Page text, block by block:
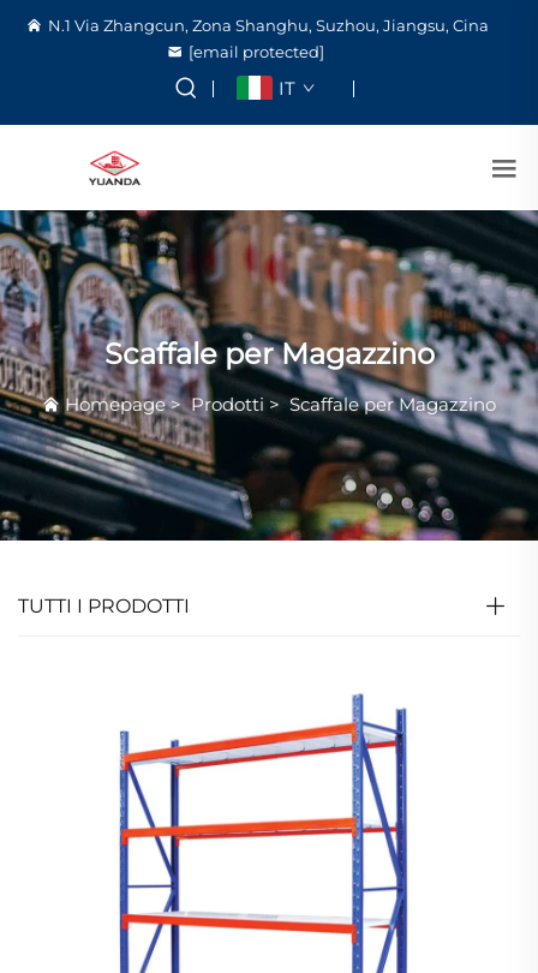
N.1 Via Zhangcun, Zona Shanghu, Suzhou, Jiangsu, Cina
[email protected]
IT
Scaffale per Magazzino
Homepage>Prodotti >Scaffale per Magazzino
TUTTI I PRODOTTI